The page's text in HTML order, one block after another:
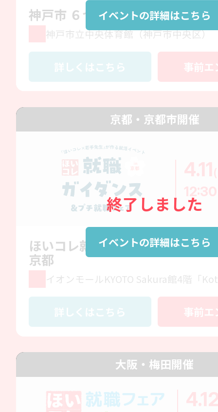
イベントの詳細はこちら
神戸市 ６つのいいね就職フェア
神戸市立中央体育館（神戸市中央区）
詳しくはこちら 事前エ
終了しました
イベントの詳細はこちら
京都・京都市開催
4.11
ほいコレ就職ガイダンス＆プチ
京都
イオンモールKYOTO Sakura館4階「
詳しくはこちら 事前エ
大阪・梅田開催